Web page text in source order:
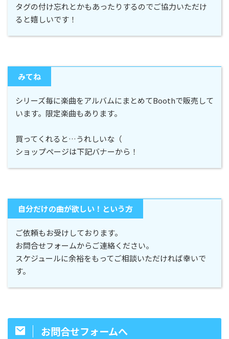
タグの付け忘れとかもあったりするのでご協力いただけ
ると嬉しいです！
みてね
シリーズ毎に楽曲をアルバムにまとめてBoothで販売して
います。限定楽曲もあります。
買ってくれると…うれしいな（
ショップページは下記バナーから！
自分だけの曲が欲しい！という方
ご依頼もお受けしております。
お問合せフォームからご連絡ください。
スケジュールに余裕をもってご相談いただければ幸いで
す。
お問合せフォームへ